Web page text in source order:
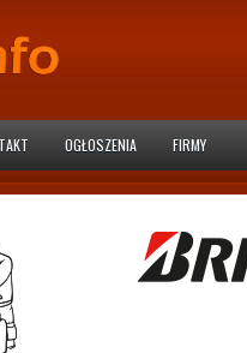
OGŁOSZENIA FIRMY